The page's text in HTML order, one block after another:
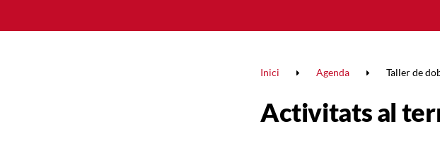
Inici Agenda Taller de
Activitats al